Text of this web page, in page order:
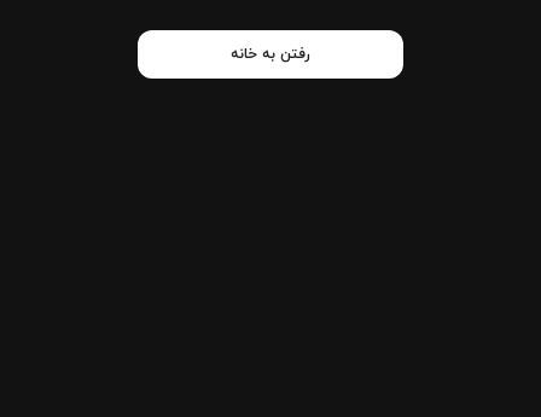
رفتن به خانه